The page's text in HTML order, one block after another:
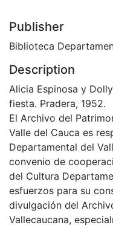
Publisher
Biblioteca
Description
Alicia Espinosa y
fiesta. Pradera, 1952.
El Archivo del
Valle del Cauca es
Departamental del
convenio de
del Cultura
esfuerzos para su
divulgación del
Vallecaucana,